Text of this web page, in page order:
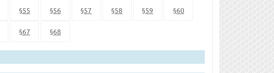
§55 §56 §57 §58 §59 §60
§67 §68